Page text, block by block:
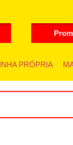
PRÓPRIA